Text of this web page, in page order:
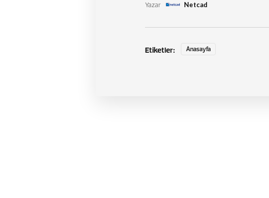
Yazar Netcad
Etiketler: Anasayfa